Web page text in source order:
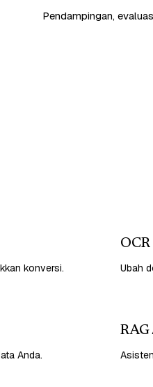
Pendampingan,
konversi. Ubah
Anda.